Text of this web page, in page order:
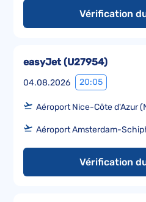
Vérification
04.08.2026 20:05
easyJet(U27954)
Aéroport Nice-Côte d'Azur
Aéroport Amsterdam-
Vérification